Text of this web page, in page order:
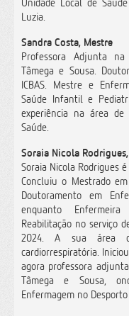
Luzia.
Sandra Costa, Mestre
Professora Adjunta
Tâmega e Sousa.
ICBAS. Mestre e
Saúde Infantil e
experiência na área de
Saúde.
Soraia Nicola
Soraia Nicola Rodrigues
Concluiu o Mestrado
Doutoramento em
enquanto
Reabilitação no serviço
2024. A sua área
cardiorrespiratória.
agora professora
Tâmega e Sousa,
Enfermagem no